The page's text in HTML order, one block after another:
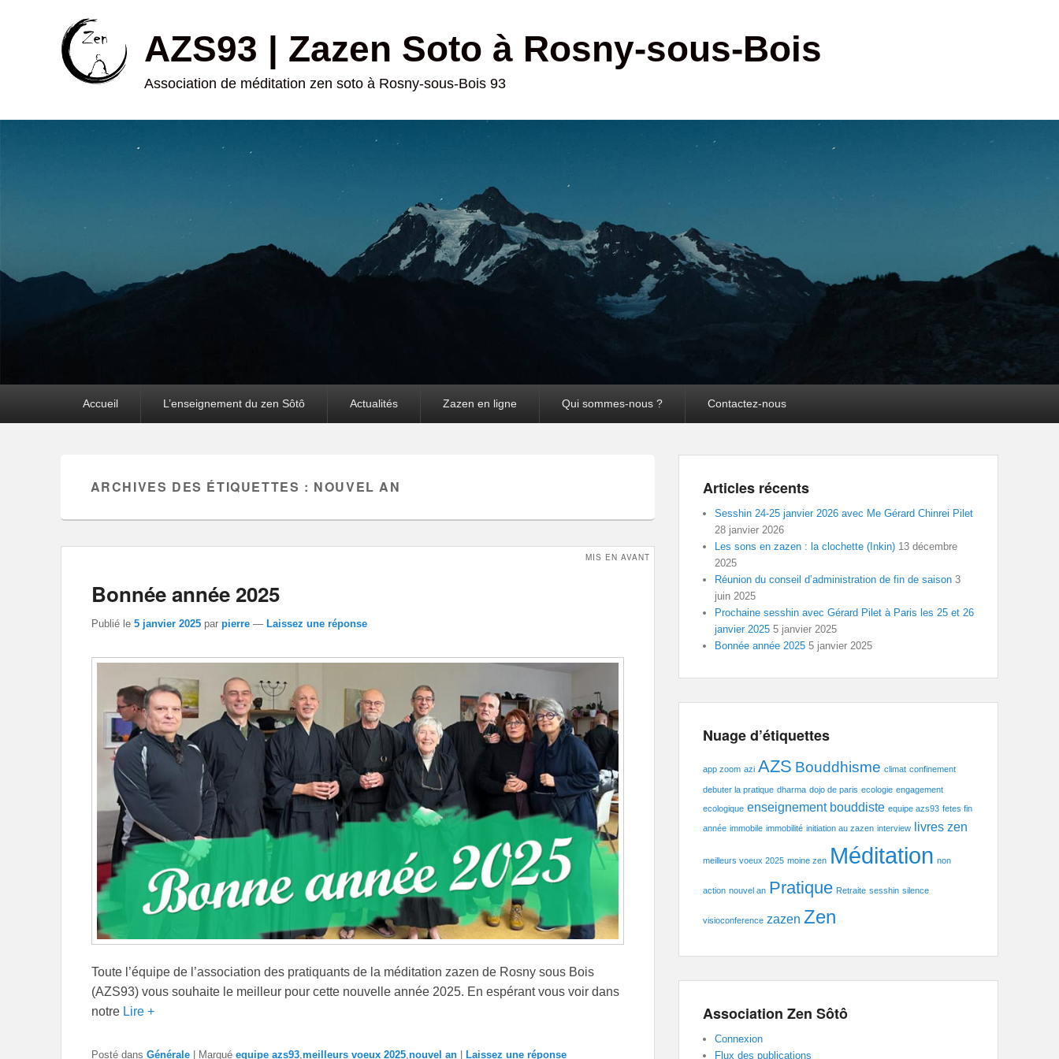
AZS93 | Zazen Soto à Rosny-sous-Bois
Association de méditation zen soto à Rosny-sous-Bois 93
Accueil L’enseignement du zen Sôtô Actualités Zazen en ligne Qui sommes-nous ? Contactez-nous
ARCHIVES DES ÉTIQUETTES : NOUVEL AN
Bonnée année 2025
MIS EN AVANT
Publié le 5 janvier 2025 par pierre — Laissez une réponse
Toute l’équipe de l’association des pratiquants de la méditation zazen de Rosny sous Bois
(AZS93) vous souhaite le meilleur pour cette nouvelle année 2025. En espérant vous voir dans
notre Lire +
Posté dans Générale Marqué equipe azs93 meilleurs voeux 2025 nouvel an Laissez une réponse
Articles récents
Sesshin 24-25 janvier 2026 avec Me Gérard Chinrei Pilet
28 janvier 2026
Les sons en zazen : la clochette (Inkin) 13 décembre
2025
Réunion du conseil d’administration de fin de saison 3
juin 2025
Prochaine sesshin avec Gérard Pilet à Paris les 25 et 26
janvier 2025 5 janvier 2025
Bonnée année 2025 5 janvier 2025
Nuage d’étiquettes
app zoom azi AZS Bouddhisme climat confinement
debuter la pratique dharma dojo de paris ecologie engagement
ecologique enseignement bouddiste equipe azs93 fetes fin
année immobile immobilité initiation au zazen interview livres zen
meilleurs voeux 2025 moine zen Méditation non
action nouvel an Pratique Retraite sesshin silence
visioconference zazen Zen
Association Zen Sôtô
Connexion
Flux des publications